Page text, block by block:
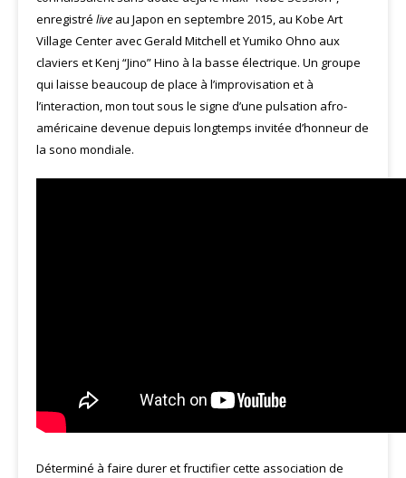
enregistré live au Japon en septembre 2015, au Kobe Art
Village Center avec Gerald Mitchell et Yumiko Ohno aux
claviers et Kenj “Jino” Hino à la basse électrique. Un groupe
qui laisse beaucoup de place à l’improvisation et à
l’interaction, mon tout sous le signe d’une pulsation afro-
américaine devenue depuis longtemps invitée d’honneur de
la sono mondiale.
Déterminé à faire durer et fructifier cette association de